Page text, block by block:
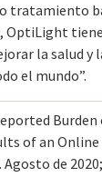
tratamiento
OptiLight
la salud y
el mundo”.
Burden
of an
de